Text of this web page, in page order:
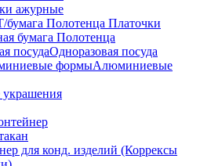
ажурные
бумага Полотенца Платочки
бумага Полотенца
Одноразовая посуда
Алюминиевые
для конд. изделий (Коррексы